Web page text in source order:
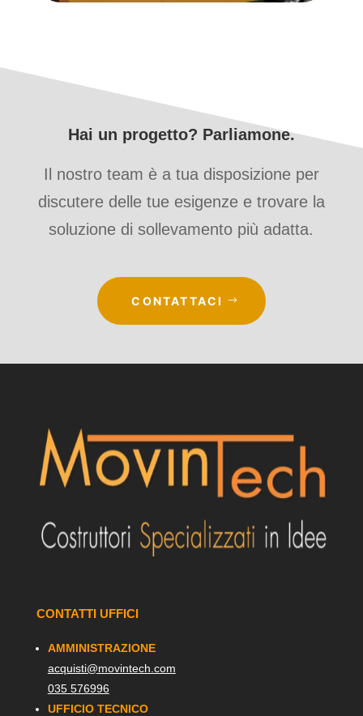
Hai un progetto? Parliamone.
Il nostro team è a tua disposizione per
discutere delle tue esigenze e trovare la
soluzione di sollevamento più adatta.
CONTATTACI
CONTATTI UFFICI
AMMINISTRAZIONE
acquisti@movintech.com
035 576996
UFFICIO TECNICO